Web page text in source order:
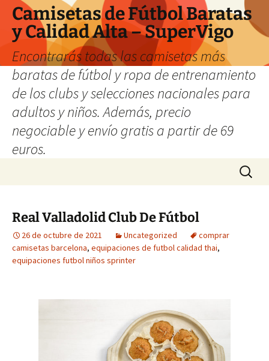
Camisetas de Fútbol Baratas
y Calidad Alta – SuperVigo
Encontrarás todas las camisetas más
baratas de fútbol y ropa de entrenamiento
de los clubs y selecciones nacionales para
adultos y niños. Además, precio
negociable y envío gratis a partir de 69
euros.
Buscar:
Real Valladolid Club De Fútbol
26 de octubre de 2021 Uncategorized
comprar
camisetas barcelona, equipaciones de futbol calidad thai,
equipaciones futbol niños sprinter